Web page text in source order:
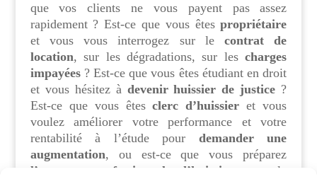
que vos clients ne vous payent pas assez
rapidement ? Est-ce que vous êtespropriétaire
et vous vous interrogez sur lecontrat de
location, sur les dégradations, sur lescharges
impayées? Est-ce que vous êtes étudiant en droit
et vous hésitez à devenir huissier de justice ?
Est-ce que vous êtesclerc d’huissier et vous
voulez améliorer votre performance et votre
rentabilité à l’étude pour demander une
augmentation, ou est-ce que vous préparez
l’examen professionnel d’huissier
, ou le